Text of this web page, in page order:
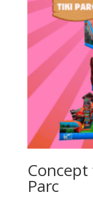
Concept
Parc